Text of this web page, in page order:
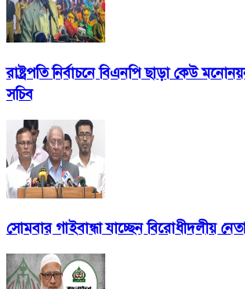
রাষ্ট্রপতি নির্বাচনে বিএনপি ছাড়া কেউ
সচিব
সোমবার গাইবান্ধা যাচ্ছেন বিরোধীদলীয়